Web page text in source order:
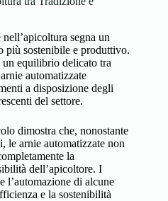
segna un
più sostenibile e produttivo.
equilibrio delicato tra
automatizzate
a disposizione degli
del settore.
dimostra che, nonostante
le arnie automatizzate non
la
dell’apicoltore. I
l’automazione di alcune
e la sostenibilità